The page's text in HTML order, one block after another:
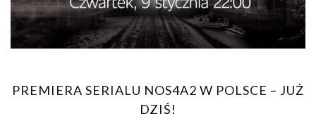
PREMIERA SERIALU NOS4A2 W POLSCE – JUŻ
DZIŚ!